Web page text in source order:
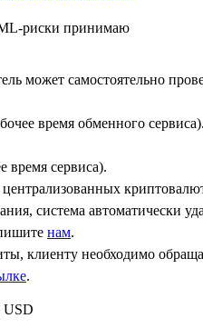
риски принимаю
может самостоятельно
время обменного
время сервиса).
система автоматически
нам.
клиенту необходимо
.
USD